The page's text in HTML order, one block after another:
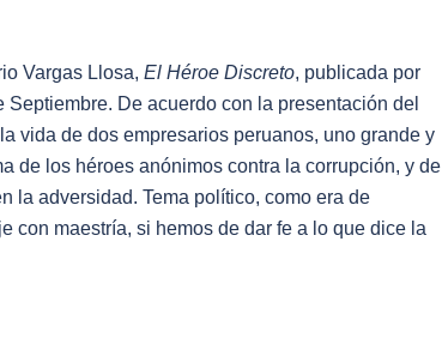
Vargas Llosa, El Héroe Discreto, publicada por
De acuerdo con la presentación del
vida de dos empresarios peruanos, uno grande y
de los héroes anónimos contra la corrupción, y de
la adversidad. Tema político, como era de
con maestría, si hemos de dar fe a lo que dice la